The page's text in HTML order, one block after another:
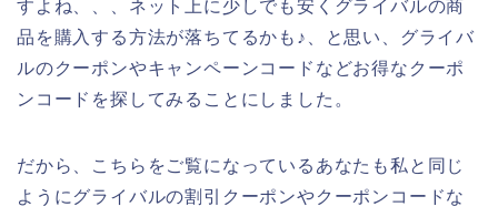
すよね、、、ネット上に少しでも安くグライバルの商
品を購入する方法が落ちてるかも♪、と思い、グライバ
ルのクーポンやキャンペーンコードなどお得なクーポ
ンコードを探してみることにしました。
だから、こちらをご覧になっているあなたも私と同じ
ようにグライバルの割引クーポンやクーポンコードな